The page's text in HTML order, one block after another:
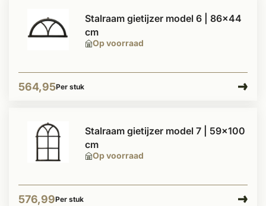
Op voorraad
Stalraam gietijzer model 6 | 86x44
cm
564,95Per stuk
Op voorraad
Stalraam gietijzer model 7 | 59x100
cm
576,99Per stuk